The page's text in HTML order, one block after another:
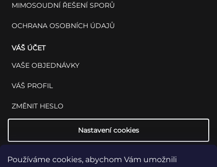
Používáme cookies, abychom Vám umožnili
MIMOSOUDNÍ ŘEŠENÍ SPORŮ
OCHRANA OSOBNÍCH ÚDAJŮ
VÁŠ ÚČET
VAŠE OBJEDNÁVKY
VÁŠ PROFIL
ZMĚNIT HESLO
Nastavení cookies